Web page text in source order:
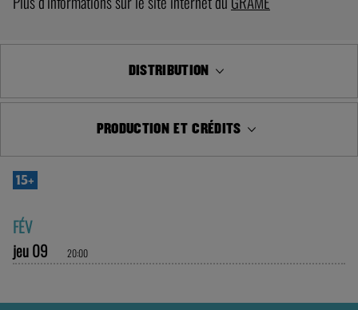
DISTRIBUTION
PRODUCTION ET CRÉDITS
15+
FÉV
jeu 09
20:00